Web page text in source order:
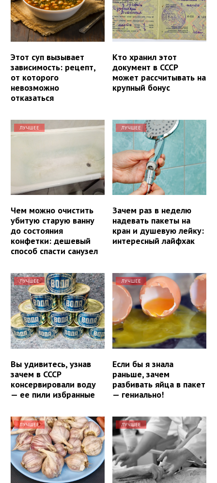
Этот суп вызывает
зависимость: рецепт,
от которого
невозможно
отказаться
Кто хранил этот
документ в СССР
может рассчитывать на
крупный бонус
ЛУЧШЕЕ
Чем можно очистить
убитую старую ванну
до состояния
конфетки: дешевый
способ спасти санузел
ЛУЧШЕЕ
Зачем раз в неделю
надевать пакеты на
кран и душевую лейку:
интересный лайфхак
ЛУЧШЕЕ
Вы удивитесь, узнав
зачем в СССР
консервировали воду
— ее пили избранные
ЛУЧШЕЕ
Если бы я знала
раньше, зачем
разбивать яйца в пакет
— гениально!
ЛУЧШЕЕ ЛУЧШЕЕ